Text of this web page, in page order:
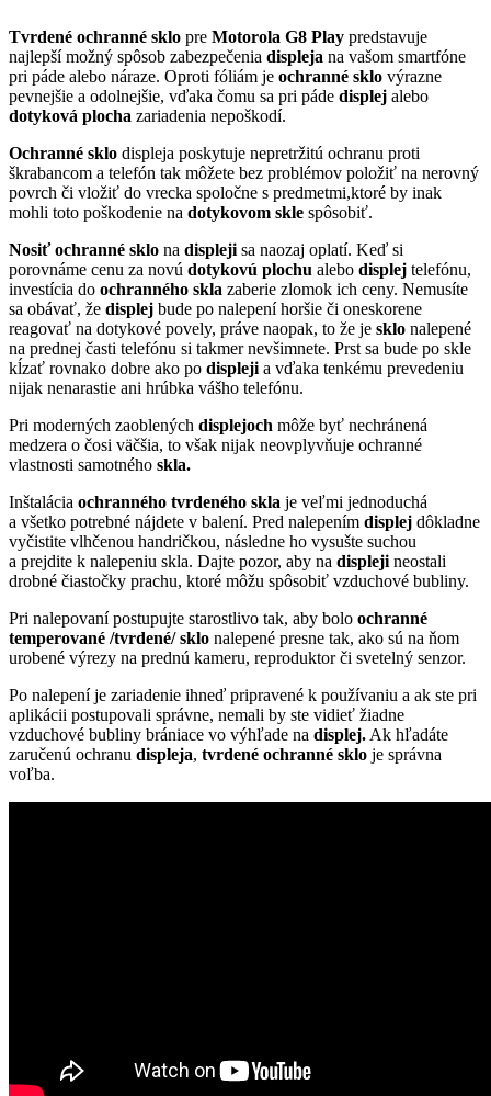
Tvrdené ochranné sklo pre Motorola G8 Play predstavuje
najlepší možný spôsob zabezpečenia displeja na vašom smartfóne
pri páde alebo náraze. Oproti fóliám je ochranné sklo výrazne
pevnejšie a odolnejšie, vďaka čomu sa pri páde displej alebo
dotyková plocha zariadenia nepoškodí.
Ochranné sklo displeja poskytuje nepretržitú ochranu proti
škrabancom a telefón tak môžete bez problémov položiť na nerovný
povrch či vložiť do vrecka spoločne s predmetmi,ktoré by inak
mohli toto poškodenie na dotykovom skle spôsobiť.
Nosiť ochranné sklo na displeji sa naozaj oplatí. Keď si
porovnáme cenu za novú dotykovú plochu alebo displej telefónu,
investícia do ochranného skla zaberie zlomok ich ceny. Nemusíte
sa obávať, že displej bude po nalepení horšie či oneskorene
reagovať na dotykové povely, práve naopak, to že je sklo nalepené
na prednej časti telefónu si takmer nevšimnete. Prst sa bude po skle
kĺzať rovnako dobre ako po displeji a vďaka tenkému prevedeniu
nijak nenarastie ani hrúbka vášho telefónu.
Pri moderných zaoblených displejoch môže byť nechránená
medzera o čosi väčšia, to však nijak neovplyvňuje ochranné
vlastnosti samotného skla.
Inštalácia ochranného tvrdeného skla je veľmi jednoduchá
a všetko potrebné nájdete v balení. Pred nalepením displej dôkladne
vyčistite vlhčenou handričkou, následne ho vysušte suchou
a prejdite k nalepeniu skla. Dajte pozor, aby na displeji neostali
drobné čiastočky prachu, ktoré môžu spôsobiť vzduchové bubliny.
Pri nalepovaní postupujte starostlivo tak, aby bolo ochranné
temperované /tvrdené/ sklo nalepené presne tak, ako sú na ňom
urobené výrezy na prednú kameru, reproduktor či svetelný senzor.
Po nalepení je zariadenie ihneď pripravené k používaniu a ak ste pri
aplikácii postupovali správne, nemali by ste vidieť žiadne
vzduchové bubliny brániace vo výhľade na displej. Ak hľadáte
zaručenú ochranu displeja, tvrdené ochranné sklo je správna
voľba.